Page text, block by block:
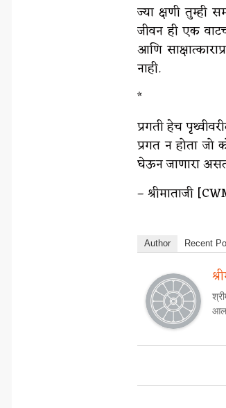
ज्या क्षणी तुम्ही
जीवन ही एक
आणि
नाही.
*
प्रगती हेच
प्रगत न होता जो
घेऊन जाणारा
– श्रीमाताजी
Author Recent